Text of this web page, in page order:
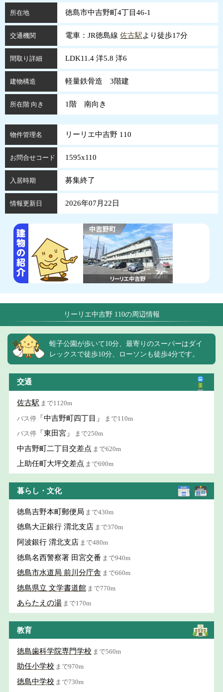
所在地 徳島市中吉野町4丁目46-1
交通機関 電車：JR徳島線 佐古駅より徒歩17分
間取り詳細 LDK11.4 洋5.8 洋6
建物構造 軽量鉄骨造 3階建
所在階 向き 1階 南向き
物件管理名 リーリエ中吉野 110
お問合せコード 1595x110
入居時期 募集終了
情報更新日 2026年07月22日
リーリエ中吉野 110の周辺情報
蛭子公園が歩いて10分、最寄りのスーパーはダイ
レックスで徒歩10分、ローソンも徒歩4分です。
交通
佐古駅 まで1120m
バス停 「中吉野町四丁目」 まで110m
バス停 「東田宮」 まで250m
中吉野町二丁目交差点 まで620m
上助任町大坪交差点 まで690m
暮らし・文化
徳島吉野本町郵便局 まで430m
徳島大正銀行 渭北支店 まで370m
阿波銀行 渭北支店 まで480m
徳島名西警察署 田宮交番 まで940m
徳島市水道局 前川分庁舎 まで660m
徳島県立 文学書道館 まで770m
あらたえの湯 まで170m
教育
徳島歯科学院専門学校 まで560m
助任小学校 まで970m
徳島中学校 まで730m